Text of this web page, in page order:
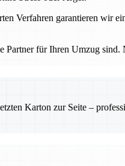
Verfahren garantieren wir
Partner für Ihren Umzug sind.
Karton zur Seite –